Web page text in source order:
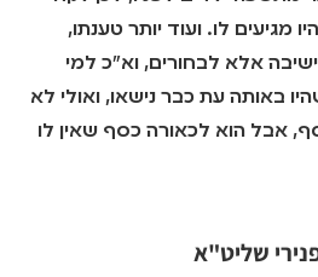
מגיעים לו. ועוד יותר טענתו,
אלא לבחורים, וא"כ למי
באותה עת כבר נישאו, ואולי לא
אבל הוא לכאורה כסף שאין לו
שליט"א